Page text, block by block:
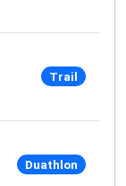
Trail
Duathlon